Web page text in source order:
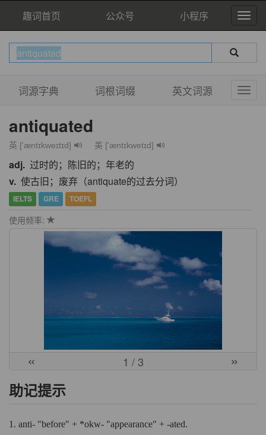
趣词首页 公众号 小程序
词源字典 词根词缀 英文词源
antiquated
英 ['æntɪkweɪtɪd] 美 ['æntɪkwetɪd]
adj. 过时的；陈旧的；年老的
v. 使古旧；废弃（antiquate的过去分词）
IELTS GRE TOEFL
使用频率:
« 1 / 3 »
助记提示
1. anti- "before" + *okw- "appearance" + -ated.